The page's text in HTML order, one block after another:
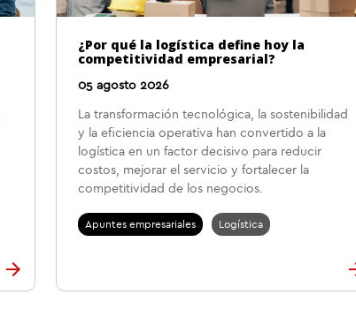
¿Por qué la logística define hoy la
competitividad empresarial?
05 agosto 2026
La transformación tecnológica, la sostenibilidad
y la eficiencia operativa han convertido a la
logística en un factor decisivo para reducir
costos, mejorar el servicio y fortalecer la
competitividad de los negocios.
Apuntes empresariales Logística